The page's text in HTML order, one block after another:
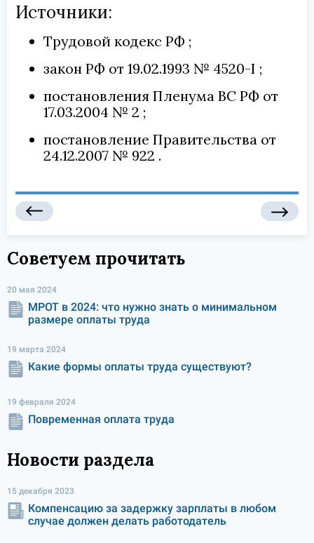
Источники:
Трудовой кодекс РФ
закон РФ от 19.02.1993 № 4520-I
постановления Пленума ВС РФ от
17.03.2004 № 2
постановление Правительства от
24.12.2007 № 922
Советуем прочитать
20 мая 2024
МРОТ в 2024: что нужно знать о минимальном
размере оплаты труда
19 марта 2024
Какие формы оплаты труда существуют?
19 февраля 2024
Повременная оплата труда
Новости раздела
15 декабря 2023
Компенсацию за задержку зарплаты в любом
случае должен делать работодатель